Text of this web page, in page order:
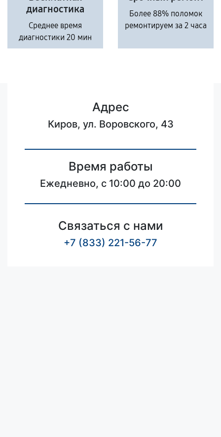
диагностика
Среднее время
диагностики 20 мин
Более 88% поломок
ремонтируем за 2 часа
Адрес
Киров, ул. Воровского, 43
Время работы
Ежедневно, с 10:00 до 20:00
Связаться с нами
+7 (833) 221-56-77